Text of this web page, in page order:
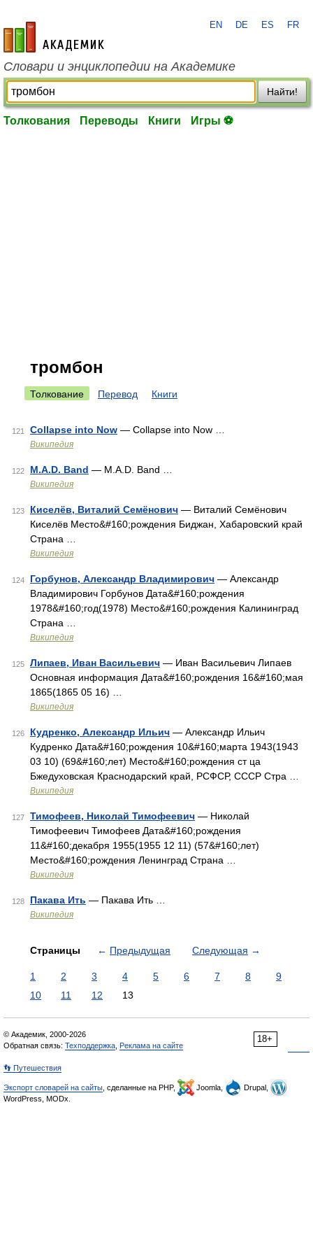
academic.ru
EN DE ES FR
Словари и энциклопедии на Академике
Найти!
Толкования Переводы Книги Игры ⚽
тромбон
Толкование Перевод Книги
121 Collapse into Now — Collapse into Now …
Википедия
122 M.A.D. Band — M.A.D. Band …
Википедия
123 Киселёв, Виталий Семёнович — Виталий Семёнович
Киселёв Место&#160;рождения Биджан, Хабаровский край
Страна …
Википедия
124 Горбунов, Александр Владимирович — Александр
Владимирович Горбунов Дата&#160;рождения
1978&#160;год(1978) Место&#160;рождения Калининград
Страна …
Википедия
125 Липаев, Иван Васильевич — Иван Васильевич Липаев
Основная информация Дата&#160;рождения 16&#160;мая
1865(1865 05 16) …
Википедия
126 Кудренко, Александр Ильич — Александр Ильич
Кудренко Дата&#160;рождения 10&#160;марта 1943(1943
03 10) (69&#160;лет) Место&#160;рождения ст ца
Бжедуховская Краснодарский край, РСФСР, СССР Стра …
Википедия
127 Тимофеев, Николай Тимофеевич — Николай
Тимофеевич Тимофеев Дата&#160;рождения
11&#160;декабря 1955(1955 12 11) (57&#160;лет)
Место&#160;рождения Ленинград Страна …
Википедия
128 Пакава Ить — Пакава Ить …
Википедия
Страницы ← Предыдущая Следующая →
1 2 3 4 5 6 7 8
9
10
11 12 13
18+
© Академик, 2000-2026
Обратная связь: Техподдержка Реклама на сайте
👣 Путешествия
Экспорт словарей на сайты , сделанные на PHP, Joomla,
Drupal,
WordPress, MODx.